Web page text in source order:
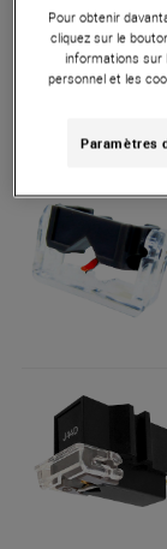
Pour obtenir
cliquez sur le
informations sur
personnel et les
Paramètres